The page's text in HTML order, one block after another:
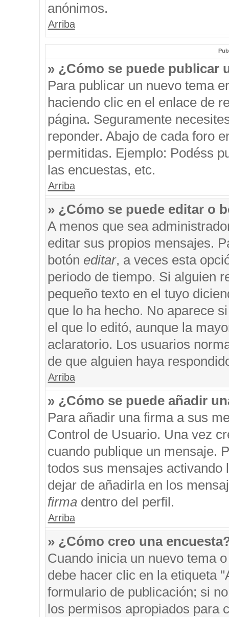
anónimos.
Arriba
» ¿Cómo se puede publicar
Para publicar un nuevo tema
haciendo clic en el enlace de
página. Seguramente
reponder. Abajo de cada foro
permitidas. Ejemplo: Podéss
las encuestas, etc.
Arriba
» ¿Cómo se puede editar o
A menos que sea
editar sus propios mensajes.
botón editar, a veces esta
periodo de tiempo. Si alguien
pequeño texto en el tuyo
que lo ha hecho. No aparece
el que lo editó, aunque la
aclaratorio. Los usuarios
de que alguien haya
Arriba
» ¿Cómo se puede añadir
Para añadir una firma a sus
Control de Usuario. Una vez
cuando publique un mensaje.
todos sus mensajes
dejar de añadirla en los
firmadentro del perfil.
Arriba
» ¿Cómo creo una
Cuando inicia un nuevo tema
debe hacer clic en la etiqueta
formulario de publicación; si
los permisos apropiados para